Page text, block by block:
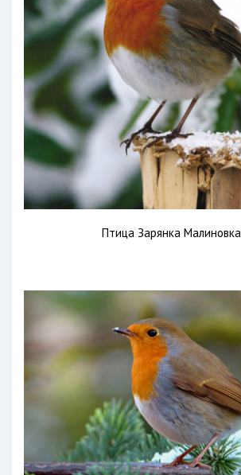
Птица Зарянка Малиновка